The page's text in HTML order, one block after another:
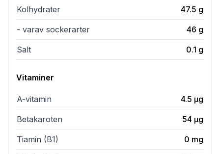
Kolhydrater 47.5 g
- varav sockerarter 46 g
Salt 0.1 g
Vitaminer
A-vitamin 4.5 µg
Betakaroten 54 µg
Tiamin (B1) 0 mg